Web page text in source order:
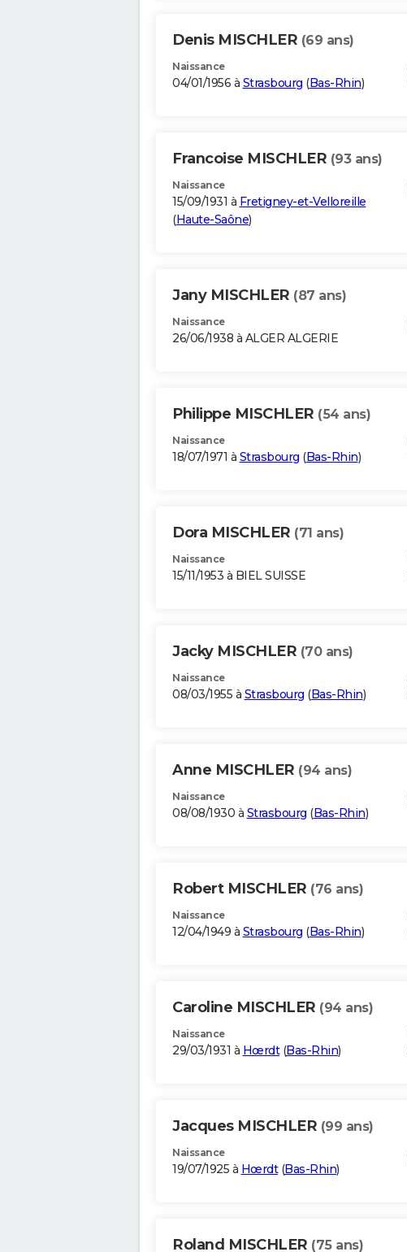
Denis MISCHLER (69 ans)
Naissance
04/01/1956 à Strasbourg (Bas-Rhin)
Francoise MISCHLER (93 ans)
Naissance
15/09/1931 à Fretigney-et-Velloreille
(Haute-Saône)
Jany MISCHLER (87 ans)
Naissance
26/06/1938 à ALGER ALGERIE
Philippe MISCHLER (54 ans)
Naissance
18/07/1971 à Strasbourg (Bas-Rhin)
Dora MISCHLER (71 ans)
Naissance
15/11/1953 à BIEL SUISSE
Jacky MISCHLER (70 ans)
Naissance
08/03/1955 à Strasbourg (Bas-Rhin)
Anne MISCHLER (94 ans)
Naissance
08/08/1930 à Strasbourg (Bas-Rhin)
Robert MISCHLER (76 ans)
Naissance
12/04/1949 à Strasbourg (Bas-Rhin)
Caroline MISCHLER (94 ans)
Naissance
29/03/1931 à Hœrdt(Bas-Rhin)
Jacques MISCHLER (99 ans)
Naissance
19/07/1925 à Hœrdt(Bas-Rhin)
Roland MISCHLER (75 ans)